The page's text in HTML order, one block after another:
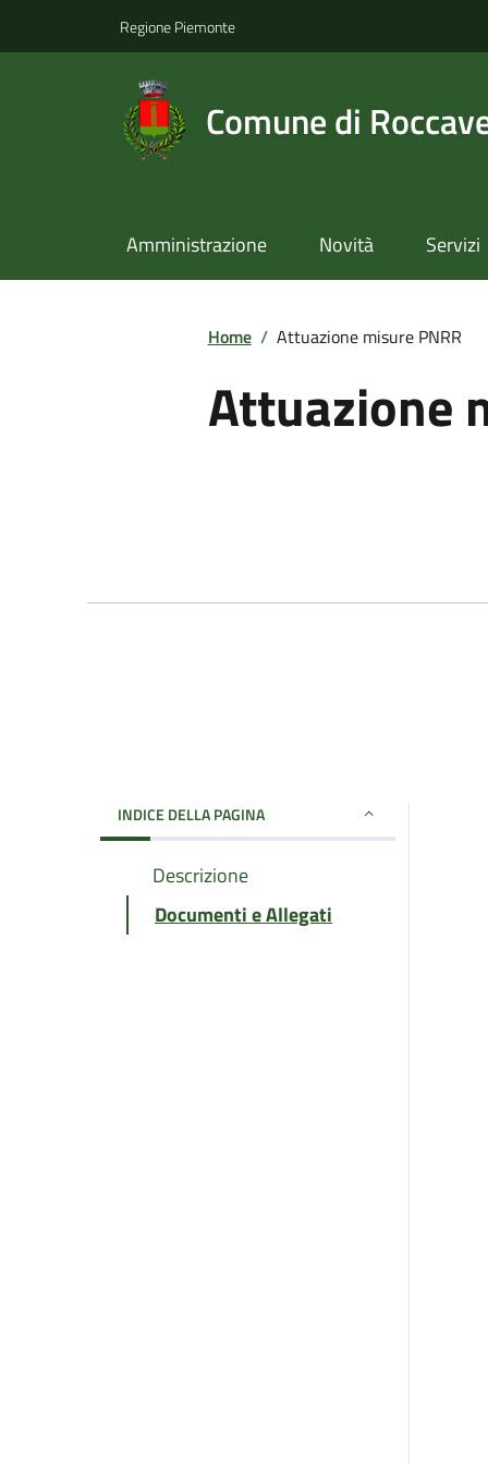
Regione Piemonte
Comune di
Amministrazione Novità Servizi
Home / Attuazione misure PNRR
Attuazione
INDICE DELLA PAGINA
Descrizione
Documenti e Allegati